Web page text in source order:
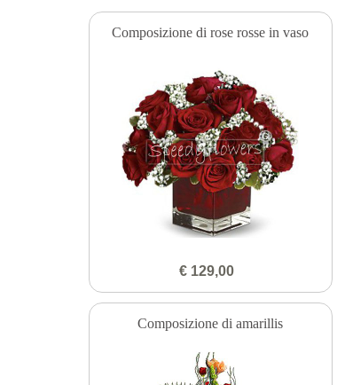
Composizione di rose rosse in vaso
€ 129,00
Composizione di amarillis